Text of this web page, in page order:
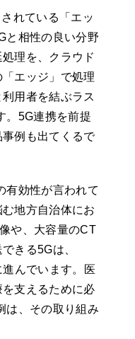
れている「エッ
と相性の良い分野
理を、クラウド
エッジ」で処理
用者を結ぶラス
。5G連携を前提
例も出てくるで
有効性が言われて
地方自治体にお
や、大容量のCT
きる5Gは、
んでいます。医
支えるために必
は、その取り組み